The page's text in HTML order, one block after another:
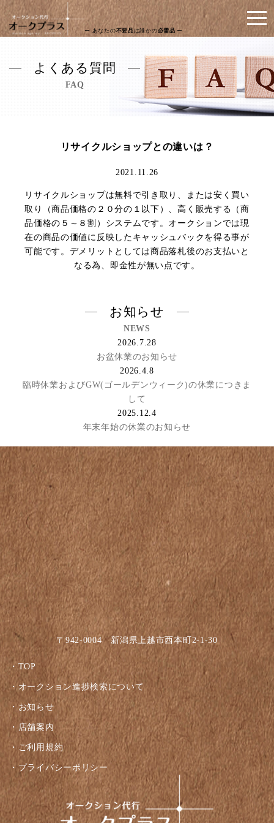
ー あなたの不要品は誰かの必需品 ー
よくある質問
FAQ
リサイクルショップとの違いは？
2021.11.26
リサイクルショップは無料で引き取り、または安く買い
取り（商品価格の２０分の１以下）、高く販売する（商
品価格の５～８割）システムです。オークションでは現
在の商品の価値に反映したキャッシュバックを得る事が
可能です。デメリットとしては商品落札後のお支払いと
なる為、即金性が無い点です。
お知らせ
NEWS
2026.7.28
お盆休業のお知らせ
2026.4.8
臨時休業およびGW(ゴールデンウィーク)の休業につきま
して
2025.12.4
年末年始の休業のお知らせ
〒942-0004 新潟県上越市西本町2-1-30
TOP
オークション進捗検索について
お知らせ
店舗案内
ご利用規約
プライバシーポリシー